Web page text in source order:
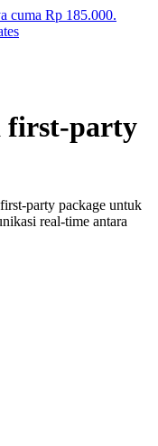
cuma Rp 185.000.
first-party
party package untuk
real-time antara